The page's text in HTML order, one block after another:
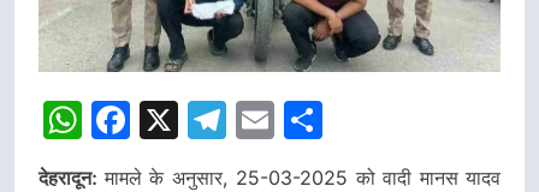
WhatsApp
Facebook
X Telegram
Email
देहरादून:मामले के अनुसार, 25-03-2025 को वादी मानस यादव